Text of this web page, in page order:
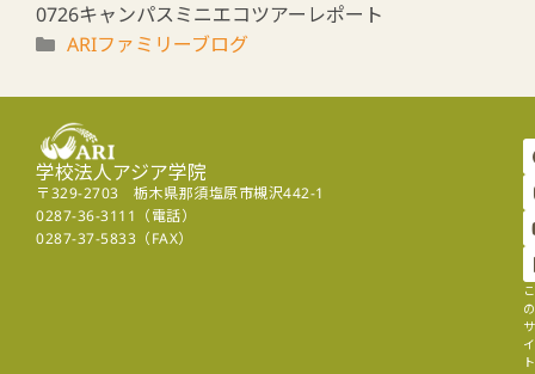
0726キャンパスミニエコツアーレポート
ARIファミリーブログ
学校法人アジア学院
〒329-2703 栃木県那須塩原市槻沢442-1
0287-36-3111（電話）
0287-37-5833（FAX）
こ
の
サ
イ
ト